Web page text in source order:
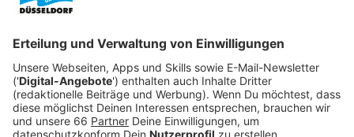
Anzeige
Die meisten Flüge nach Mallorca
Anzeige